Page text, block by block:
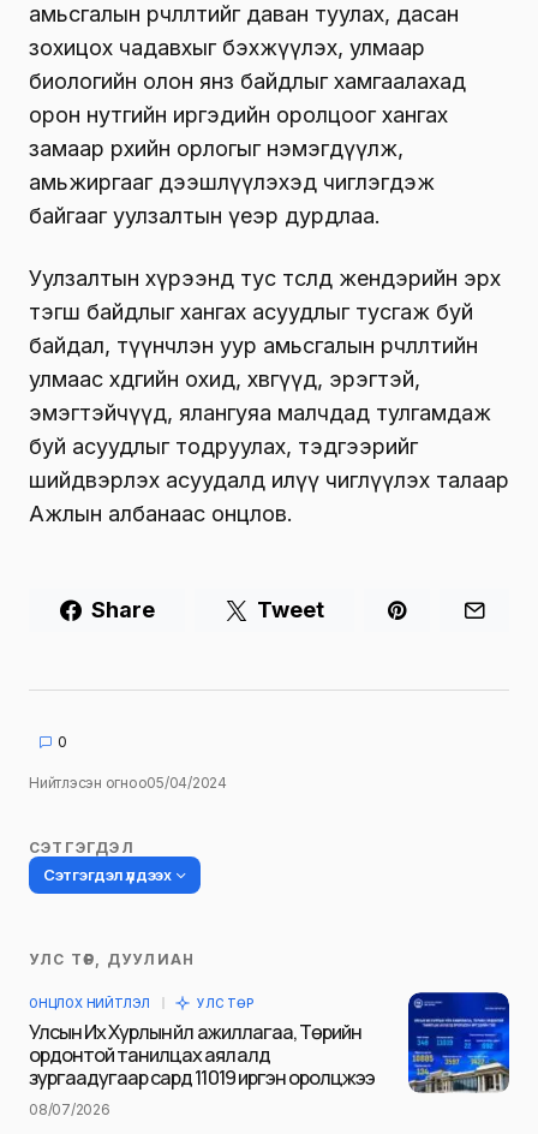
амьсгалын өөрчлөлтийг даван туулах, дасан
зохицох чадавхыг бэхжүүлэх, улмаар
биологийн олон янз байдлыг хамгаалахад
орон нутгийн иргэдийн оролцоог хангах
замаар өрхийн орлогыг нэмэгдүүлж,
амьжиргааг дээшлүүлэхэд чиглэгдэж
байгааг уулзалтын үеэр дурдлаа.
Уулзалтын хүрээнд тус төсөлд жендэрийн эрх
тэгш байдлыг хангах асуудлыг тусгаж буй
байдал, түүнчлэн уур амьсгалын өөрчлөлтийн
улмаас хөдөөгийн охид, хөвгүүд, эрэгтэй,
эмэгтэйчүүд, ялангуяа малчдад тулгамдаж
буй асуудлыг тодруулах, тэдгээрийг
шийдвэрлэх асуудалд илүү чиглүүлэх талаар
Ажлын албанаас онцлов.
Share Tweet
0
Нийтлэсэн огноо05/04/2024
СЭТГЭГДЭЛ
Сэтгэгдэл үлдээх
Таны имэйл хаягийг нийтлэхгүй.
тэмдэглэсэн
Name
УЛС ТӨР, ДУУЛИАН
ОНЦЛОХ НИЙТЛЭЛ УЛС ТӨР
Улсын Их Хурлын үйл ажиллагаа, Төрийн
ордонтой танилцах аялалд
зургаадугаар сард 11019 иргэн оролцжээ
08/07/2026